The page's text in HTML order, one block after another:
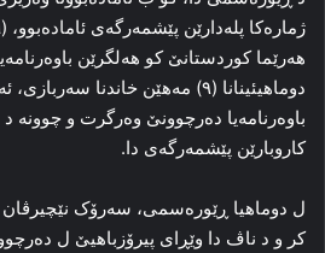
هەرێما کوردستانێ کو هەلگرێن
دوماهیئینانا (٩) مەهێن خاندنا
باوەرنامەیا دەرچوونێ وەرگرت و چوونە د
کاروبارێن پێشمەرگەی دا.
ل دوماهیا ڕێورەسمی، سەرۆک
کر و د ناڤ دا وێڕای پیرۆزباهیێ ل